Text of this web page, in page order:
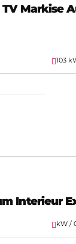
Markise
103
Interieur
kW /